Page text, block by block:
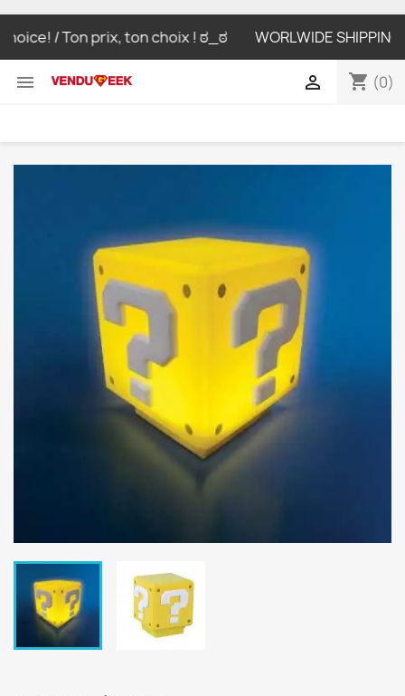
/ Ton prix, ton choix ! ಠ_ಠ WORLWIDE SHIPPING
 shopping_cart (0)
